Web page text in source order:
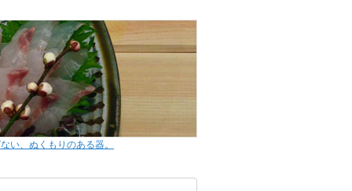
、ぬくもりのある器。